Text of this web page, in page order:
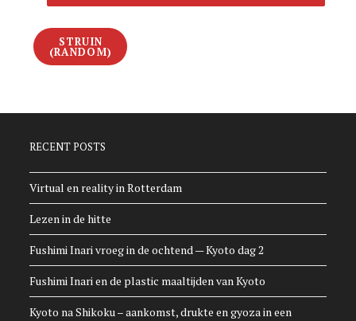
STRUIN
(RANDOM)
RECENT POSTS
Virtual en reality in Rotterdam
Lezen in de hitte
Fushimi Inari vroeg in de ochtend — Kyoto dag 2
Fushimi Inari en de plastic maaltijden van Kyoto
Kyoto na Shikoku – aankomst, drukte en gyoza in een